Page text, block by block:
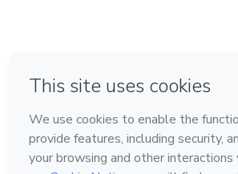
Feito com ❤ em Bogotá